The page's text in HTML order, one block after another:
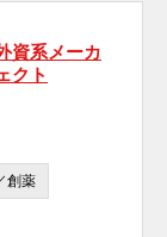
資系メーカ
クト
創薬